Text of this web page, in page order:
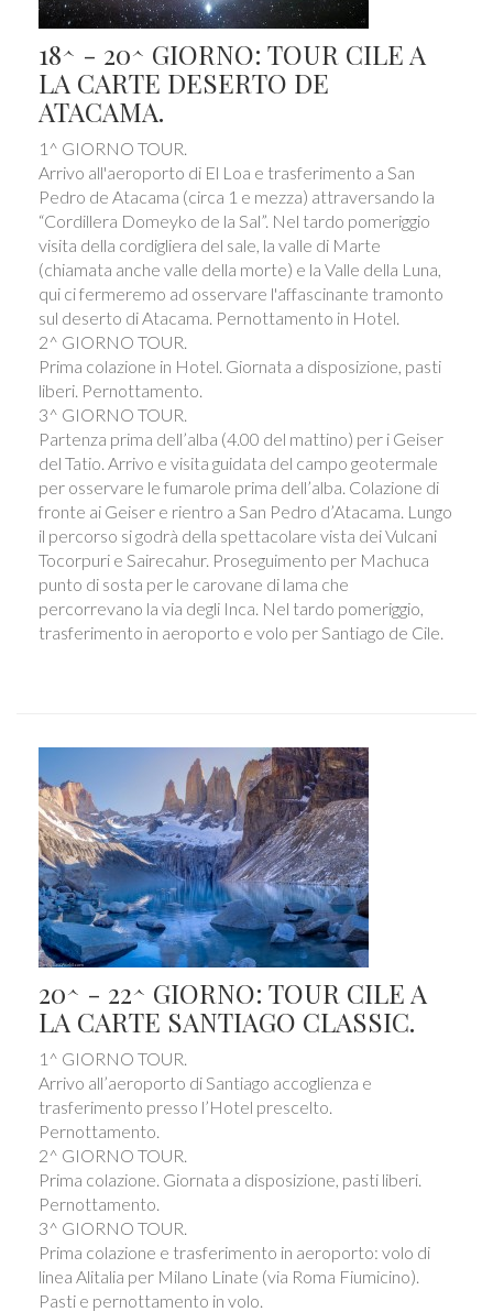
18^ - 20^ GIORNO: TOUR CILE A
LA CARTE DESERTO DE
ATACAMA.
1^ GIORNO TOUR.
Arrivo all'aeroporto di El Loa e trasferimento a San
Pedro de Atacama (circa 1 e mezza) attraversando la
“Cordillera Domeyko de la Sal”. Nel tardo pomeriggio
visita della cordigliera del sale, la valle di Marte
(chiamata anche valle della morte) e la Valle della Luna,
qui ci fermeremo ad osservare l'affascinante tramonto
sul deserto di Atacama. Pernottamento in Hotel.
2^ GIORNO TOUR.
Prima colazione in Hotel. Giornata a disposizione, pasti
liberi. Pernottamento.
3^ GIORNO TOUR.
Partenza prima dell’alba (4.00 del mattino) per i Geiser
del Tatio. Arrivo e visita guidata del campo geotermale
per osservare le fumarole prima dell’alba. Colazione di
fronte ai Geiser e rientro a San Pedro d’Atacama. Lungo
il percorso si godrà della spettacolare vista dei Vulcani
Tocorpuri e Sairecahur. Proseguimento per Machuca
punto di sosta per le carovane di lama che
percorrevano la via degli Inca. Nel tardo pomeriggio,
trasferimento in aeroporto e volo per Santiago de Cile.
20^ - 22^ GIORNO: TOUR CILE A
LA CARTE SANTIAGO CLASSIC.
1^ GIORNO TOUR.
Arrivo all’aeroporto di Santiago accoglienza e
trasferimento presso l’Hotel prescelto.
Pernottamento.
2^ GIORNO TOUR.
Prima colazione. Giornata a disposizione, pasti liberi.
Pernottamento.
3^ GIORNO TOUR.
Prima colazione e trasferimento in aeroporto: volo di
linea Alitalia per Milano Linate (via Roma Fiumicino).
Pasti e pernottamento in volo.